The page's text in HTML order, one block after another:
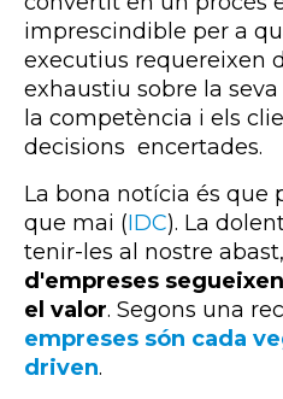
imprescindible per a
executius requereixen
exhaustiu sobre la
la competència i els
decisions encertades.
La bona notícia és que
que mai (IDC). La
tenir-les al nostre abast,
d'empreses
el valor. Segons una
empreses són cada
driven.